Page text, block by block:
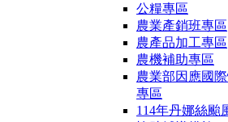
公糧專區
農業產銷班專區
農產品加工專區
農機補助專區
農業部因應國
專區
114年丹娜絲颱